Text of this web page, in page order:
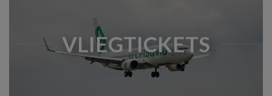
VLIEGTICKETS